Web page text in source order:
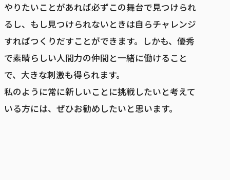
やりたいことがあれば必ずこの舞台で見つけられ
るし、もし見つけられないときは自らチャレンジ
すればつくりだすことができます。しかも、優秀
で素晴らしい人間力の仲間と一緒に働けること
で、大きな刺激も得られます。
私のように常に新しいことに挑戦したいと考えて
いる方には、ぜひお勧めしたいと思います。